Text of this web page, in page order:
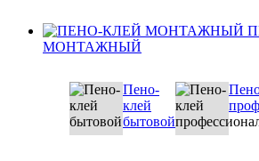
МОНТАЖНЫЙ
Пено-
клей
бытовой